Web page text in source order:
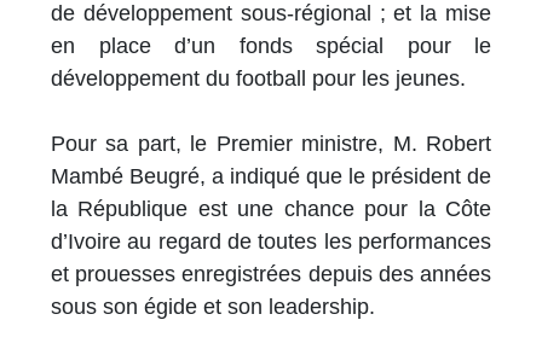
de développement sous-régional ; et la mise
en place d’un fonds spécial pour le
développement du football pour les jeunes.
Pour sa part, le Premier ministre, M. Robert
Mambé Beugré, a indiqué que le président de
la République est une chance pour la Côte
d’Ivoire au regard de toutes les performances
et prouesses enregistrées depuis des années
sous son égide et son leadership.